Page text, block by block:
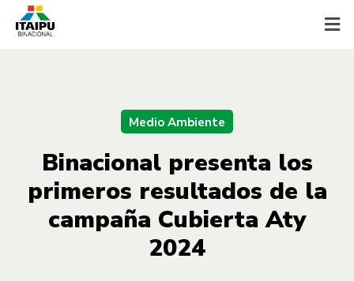
Medio Ambiente
Binacional presenta los
primeros resultados de la
campaña Cubierta Aty
2024